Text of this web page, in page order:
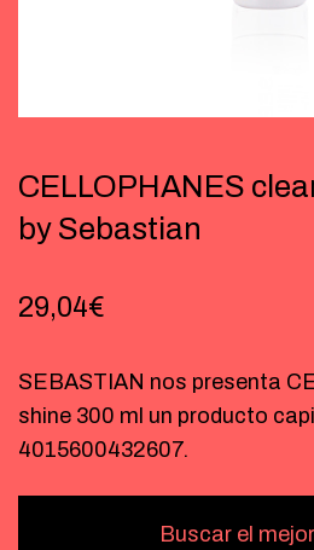
CELLOPHANES
by Sebastian
29,04€
SEBASTIAN nos presenta
shine 300 ml un producto
4015600432607.
Buscar el